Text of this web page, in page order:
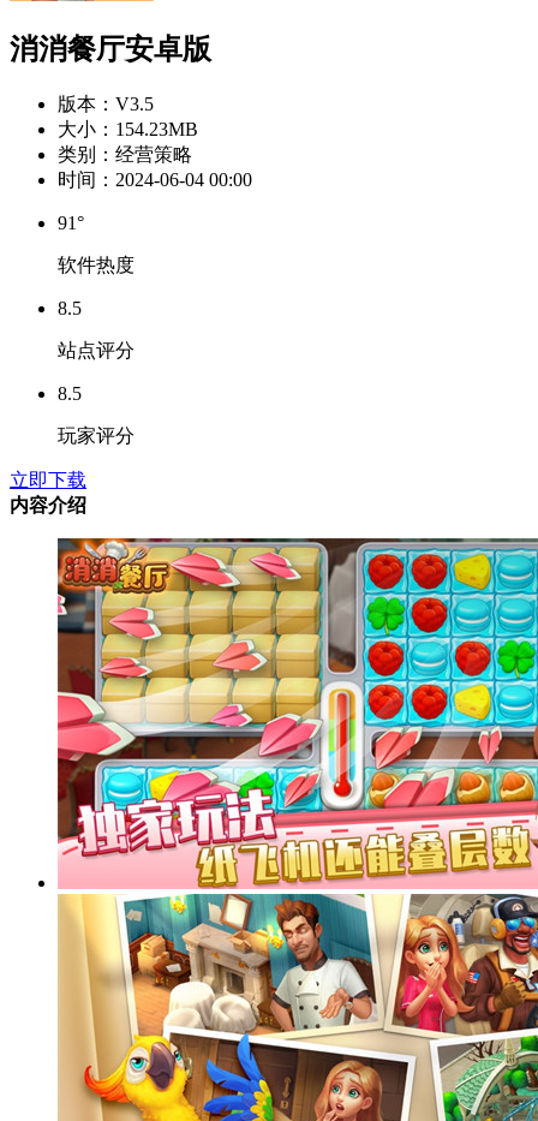
消消餐厅安卓版
版本： V3.5
大小： 154.23MB
类别： 经营策略
时间： 2024-06-04 00:00
91°
软件热度
8.5
站点评分
8.5
玩家评分
立即下载
内容介绍